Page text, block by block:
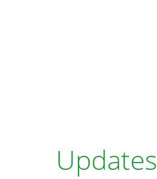
Updates